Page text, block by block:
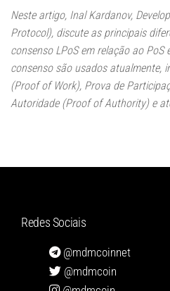
Neste artigo, Inal Kardanov,
Protocol), discute as principais
consenso LPoS em relação ao PoS
consenso são usados atualmente,
(Proof of Work), Prova de
Autoridade (Proof of Authority) e
Redes Sociais
@mdmcoinnet
@mdmcoin